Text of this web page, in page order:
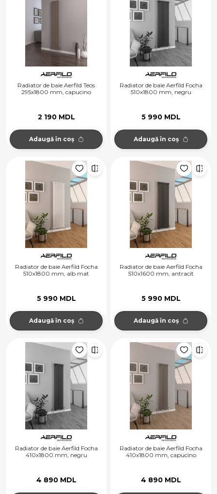
Radiator de baie Aerfild Teos
295x1800 mm, capucino
2 190 MDL
Adaugă în coș
Radiator de baie Aerfild Focha
510x1800 mm, negru
5 990 MDL
Adaugă în coș
Radiator de baie Aerfild Focha
510x1800 mm, alb mat
5 990 MDL
Adaugă în coș
Radiator de baie Aerfild Focha
510x1600 mm, antracit
5 990 MDL
Adaugă în coș
Radiator de baie Aerfild Focha
410x1800 mm, negru
4 890 MDL
Radiator de baie Aerfild Focha
410x1800 mm, capucino
4 890 MDL